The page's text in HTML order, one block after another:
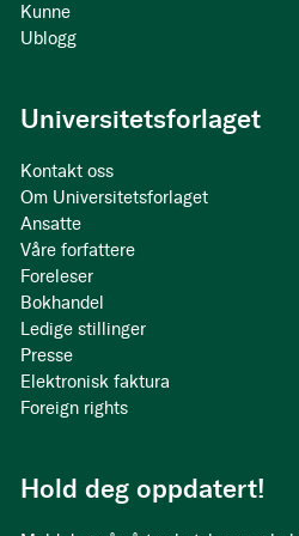
Kunne
Ublogg
Universitetsforlaget
Kontakt oss
Om Universitetsforlaget
Ansatte
Våre forfattere
Foreleser
Bokhandel
Ledige stillinger
Presse
Elektronisk faktura
Foreign rights
Hold deg oppdatert!